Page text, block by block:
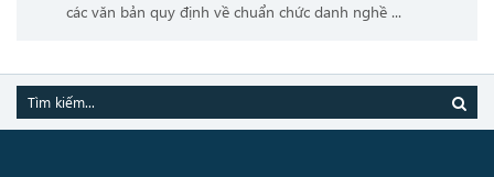
các văn bản quy định về chuẩn chức danh nghề ...